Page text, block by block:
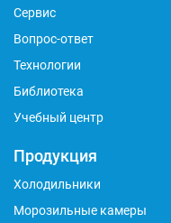
Сервис
Вопрос-ответ
Технологии
Библиотека
Учебный центр
Продукция
Холодильники
Морозильные камеры